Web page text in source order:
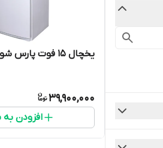
یخچال ۱۵ فوت پارس شوا مدل ps16
39,900,000
افزودن